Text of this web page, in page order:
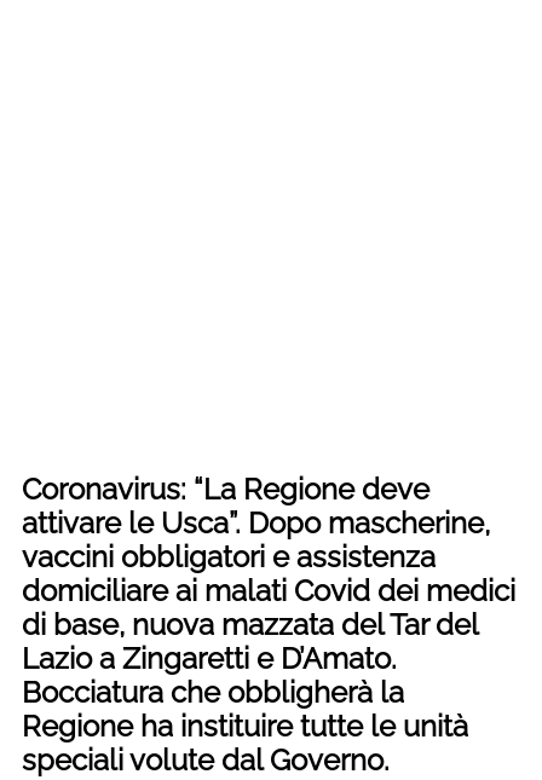
Coronavirus: “La Regione deve
attivare le Usca”. Dopo mascherine,
vaccini obbligatori e assistenza
domiciliare ai malati Covid dei medici
di base, nuova mazzata del Tar del
Lazio a Zingaretti e D’Amato.
Bocciatura che obbligherà la
Regione ha instituire tutte le unità
speciali volute dal Governo.